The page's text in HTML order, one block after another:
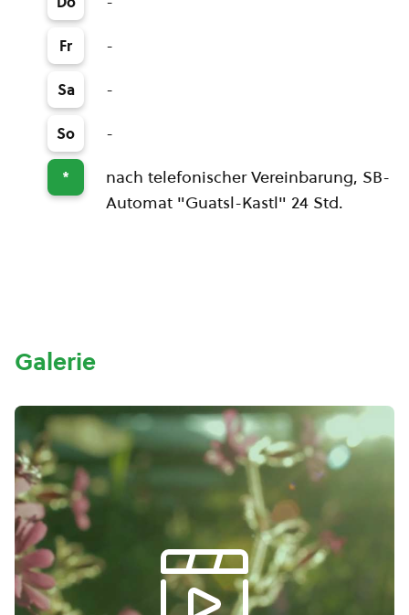
Fr -
Sa -
So -
*
nach telefonischer Vereinbarung, SB-
Automat "Guatsl-Kastl" 24 Std.
Galerie